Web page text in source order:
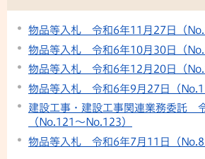
物品等入札 令和6年11月27日（
物品等入札 令和6年10月30日（
物品等入札 令和6年12月20日（
物品等入札 令和6年9月27日（
建設工事・建設工事関連業務委託
（No.121〜No.123）
物品等入札 令和6年7月11日（